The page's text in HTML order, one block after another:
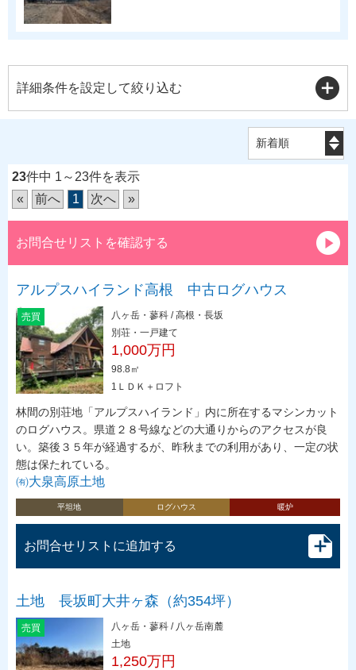
詳細条件を設定して絞り込む
23件中 1～23件を表示
«
前へ 1 次へ »
お問合せリストを確認する
アルプスハイランド高根 中古ログハウス
売買
八ヶ岳・蓼科 / 高根・長坂
別荘・一戸建て
1,000万円
98.8㎡
1ＬＤＫ＋ロフト
林間の別荘地「アルプスハイランド」内に所在するマシンカット
のログハウス。県道２８号線などの大通りからのアクセスが良
い。築後３５年が経過するが、昨秋までの利用があり、一定の状
態は保たれている。
㈲大泉高原土地
平坦地 ログハウス 暖炉
お問合せリストに追加する
土地 長坂町大井ヶ森（約354坪）
売買
八ヶ岳・蓼科 / 八ヶ岳南麓
土地
1,250万円